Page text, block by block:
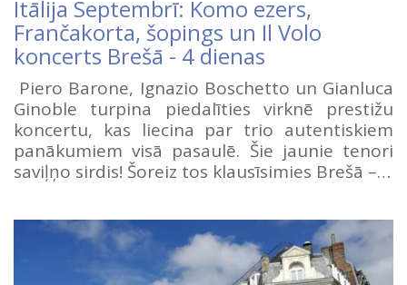
Itālija Septembrī: Komo ezers,
Frančakorta, šopings un Il Volo
koncerts Brešā - 4 dienas
Piero Barone, Ignazio Boschetto un Gianluca
Ginoble turpina piedalīties virknē prestižu
koncertu, kas liecina par trio autentiskiem
panākumiem visā pasaulē. Šie jaunie tenori
saviļņo sirdis! Šoreiz tos klausīsimies Brešā –…